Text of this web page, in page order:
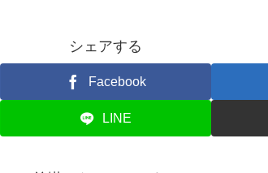
シェアする
Facebook
LINE